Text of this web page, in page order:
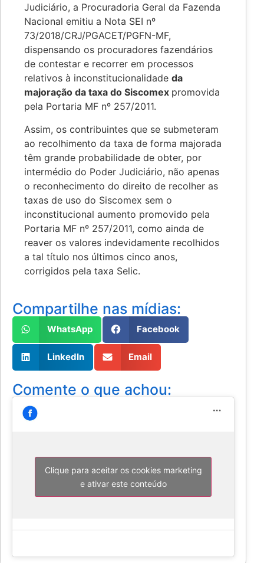
Judiciário, a Procuradoria Geral da Fazenda
Nacional emitiu a Nota SEI nº
73/2018/CRJ/PGACET/PGFN-MF,
dispensando os procuradores fazendários
de contestar e recorrer em processos
relativos à inconstitucionalidade da
majoração da taxa do Siscomex promovida
pela Portaria MF nº 257/2011.
Assim, os contribuintes que se submeteram
ao recolhimento da taxa de forma majorada
têm grande probabilidade de obter, por
intermédio do Poder Judiciário, não apenas
o reconhecimento do direito de recolher as
taxas de uso do Siscomex sem o
inconstitucional aumento promovido pela
Portaria MF nº 257/2011, como ainda de
reaver os valores indevidamente recolhidos
a tal título nos últimos cinco anos,
corrigidos pela taxa Selic.
Compartilhe nas mídias:
WhatsApp Facebook
LinkedIn Email
Comente o que achou:
Clique para aceitar os cookies marketing
e ativar este conteúdo